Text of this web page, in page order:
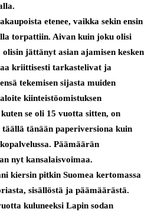
etenee, vaikka sekin ensin
torpattiin. Aivan kuin joku olisi
olisin jättänyt asian ajamisen kesken
kriittisesti tarkastelivat ja
tekemisen sijasta muiden
kiinteistöomistuksen
se oli 15 vuotta sitten, on
tänään paperiversiona kuin
Päämäärän
nyt kansalaisvoimaa.
kiersin pitkin Suomea kertomassa
sisällöstä ja päämäärästä.
kuluneeksi Lapin sodan